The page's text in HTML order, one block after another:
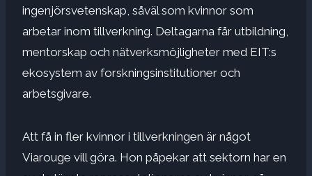
ingenjörsvetenskap, såväl som kvinnor som
arbetar inom tillverkning. Deltagarna får utbildning,
mentorskap och nätverksmöjligheter med EIT:s
ekosystem av forskningsinstitutioner och
arbetsgivare.
Att få in fler kvinnor i tillverkningen är något
Viarouge vill göra. Hon påpekar att sektorn har en